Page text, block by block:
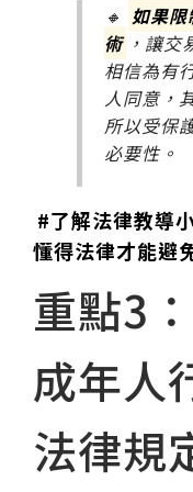
🔸 如果
術 ，讓交
相信為有
人同意，
所以受保
必要性。
#了解法律教導
懂得法律才能避
重點3
成年人
法律規